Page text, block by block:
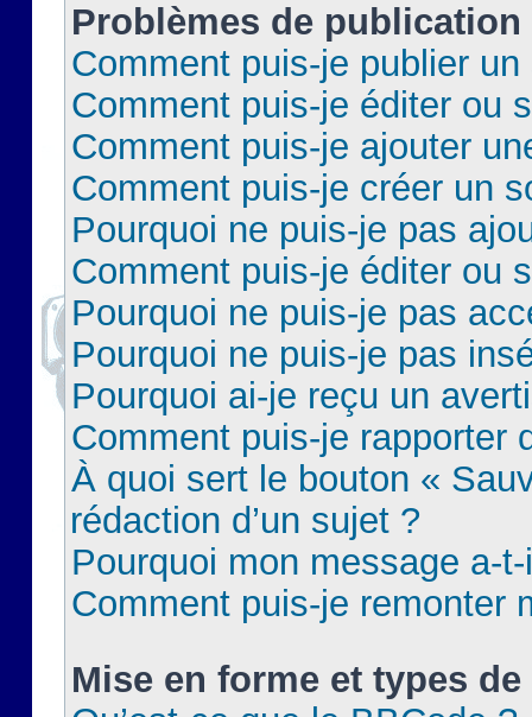
Problèmes de publication
Comment puis-je publier
Comment puis-je éditer ou
Comment puis-je ajouter
Comment puis-je créer un
Pourquoi ne puis-je pas
Comment puis-je éditer ou
Pourquoi ne puis-je pas
Pourquoi ne puis-je pas
Pourquoi ai-je reçu un
Comment puis-je rapporter
À quoi sert le bouton «
rédaction d’un sujet ?
Pourquoi mon message a-
Comment puis-je remonter
Mise en forme et types